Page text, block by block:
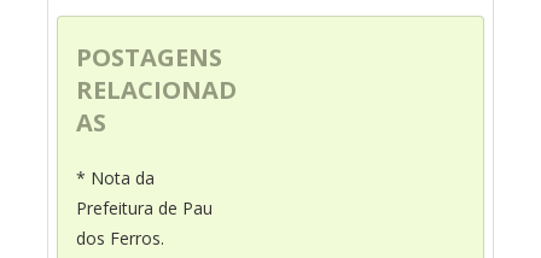
POSTAGENS
RELACIONAD
AS
* Nota da
Prefeitura de Pau
dos Ferros.